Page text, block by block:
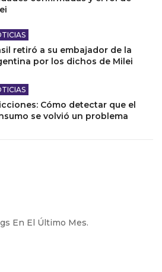
retiró a su embajador de la
por los dichos de Milei
Cómo detectar que el
se volvió un problema
En El Último Mes.